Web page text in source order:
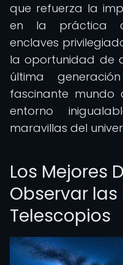
que refuerza la
en la práctica
enclaves
la oportunidad de
última
fascinante mundo
entorno
maravillas del
Los Mejores
Observar las
Telescopios